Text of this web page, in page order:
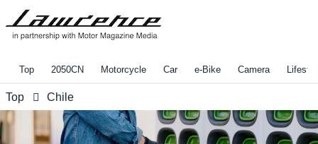
Top 2050CN Motorcycle Car e-Bike Camera
Top Chile